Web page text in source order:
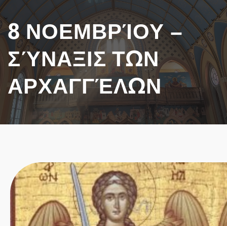
8 ΝΟΕΜΒΡΊΟΥ –
ΣΎΝΑΞΙΣ ΤΩΝ
ΑΡΧΑΓΓΈΛΩΝ